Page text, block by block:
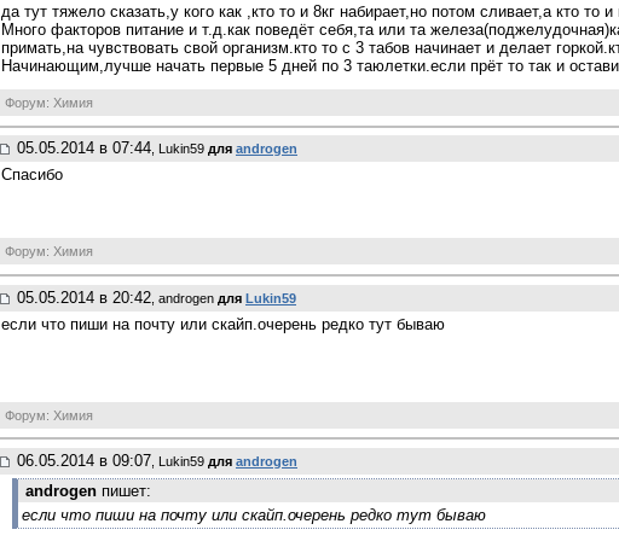
да тут тяжело сказать,у кого как ,кто то и 8кг набирает,но потом сливает,а кто то
Много факторов питание и т.д.как поведёт себя,та или та
примать,на чувствовать свой организм.кто то с 3 табов начинает и делает
Начинающим,лучше начать первые 5 дней по 3 таюлетки.если прёт то так и
Форум: Химия
05.05.2014 в 07:44 , Lukin59 для androgen
Спасибо
Форум: Химия
05.05.2014 в 20:42 , androgen для Lukin59
если что пиши на почту или скайп.очерень редко тут бываю
Форум: Химия
06.05.2014 в 09:07 , Lukin59 для androgen
androgen пишет:
если что пиши на почту или скайп.очерень редко тут бываю